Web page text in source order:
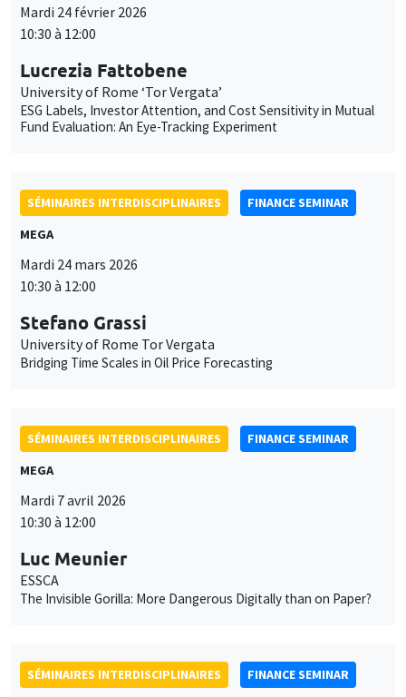
Mardi 24 février 2026
10:30 à 12:00
Lucrezia Fattobene
University of Rome ‘Tor Vergata’
ESG Labels, Investor Attention, and Cost Sensitivity in Mutual
Fund Evaluation: An Eye-Tracking Experiment
SÉMINAIRES INTERDISCIPLINAIRES
FINANCE SEMINAR
MEGA
Mardi 24 mars 2026
10:30 à 12:00
Stefano Grassi
University of Rome Tor Vergata
Bridging Time Scales in Oil Price Forecasting
SÉMINAIRES INTERDISCIPLINAIRES
FINANCE SEMINAR
MEGA
Mardi 7 avril 2026
10:30 à 12:00
Luc Meunier
ESSCA
The Invisible Gorilla: More Dangerous Digitally than on Paper?
SÉMINAIRES INTERDISCIPLINAIRES
FINANCE SEMINAR